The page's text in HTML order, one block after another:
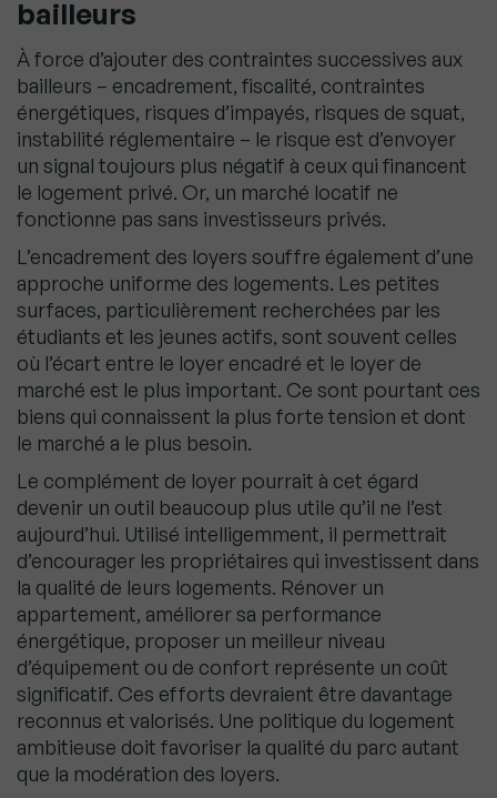
bailleurs
À force d’ajouter des contraintes successives aux
bailleurs – encadrement, fiscalité, contraintes
énergétiques, risques d’impayés, risques de squat,
instabilité réglementaire – le risque est d’envoyer
un signal toujours plus négatif à ceux qui financent
le logement privé. Or, un marché locatif ne
fonctionne pas sans investisseurs privés.
L’encadrement des loyers souffre également d’une
approche uniforme des logements. Les petites
surfaces, particulièrement recherchées par les
étudiants et les jeunes actifs, sont souvent celles
où l’écart entre le loyer encadré et le loyer de
marché est le plus important. Ce sont pourtant ces
biens qui connaissent la plus forte tension et dont
le marché a le plus besoin.
Le complément de loyer pourrait à cet égard
devenir un outil beaucoup plus utile qu’il ne l’est
aujourd’hui. Utilisé intelligemment, il permettrait
d’encourager les propriétaires qui investissent dans
la qualité de leurs logements. Rénover un
appartement, améliorer sa performance
énergétique, proposer un meilleur niveau
d’équipement ou de confort représente un coût
significatif. Ces efforts devraient être davantage
reconnus et valorisés. Une politique du logement
ambitieuse doit favoriser la qualité du parc autant
que la modération des loyers.